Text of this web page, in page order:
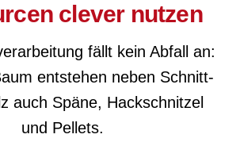
clever nutzen
fällt kein Abfall an:
entstehen neben Schnitt-
auch Späne, Hackschnitzel
und Pellets.